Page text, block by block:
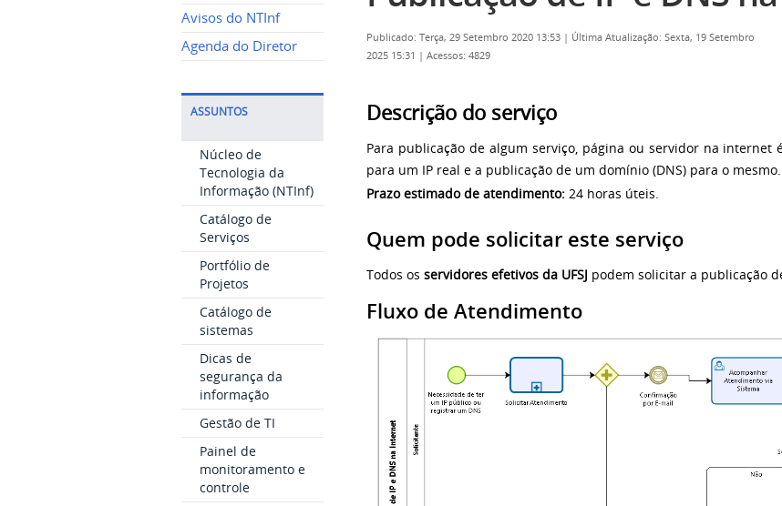
Avisos do NTInf
Agenda do Diretor
ASSUNTOS
Núcleo de
Tecnologia da
Informação (NTInf)
Catálogo de
Serviços
Portfólio de
Projetos
Catálogo de
sistemas
Dicas de
segurança da
informação
Gestão de TI
Painel de
monitoramento e
controle
Publicado: Terça, 29 Setembro 2020 13:53 | Última Atualização: Sexta, 19 Setembro
2025 15:31 | Acessos: 4829
Descrição do serviço
Para publicação de algum serviço, página ou servidor na
para um IP real e a publicação de um domínio (DNS) para o mesmo.
Prazo estimado de atendimento: 24 horas úteis.
Quem pode solicitar este serviço
Todos os servidores efetivos da UFSJ podem solicitar a publicação
Fluxo de Atendimento